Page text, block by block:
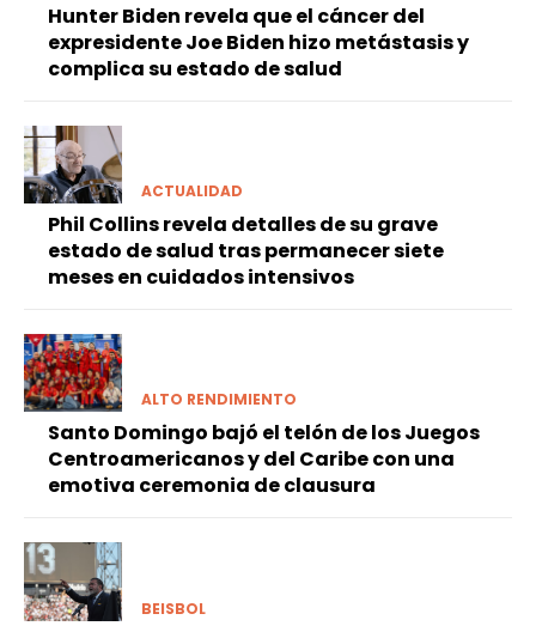
Hunter Biden revela que el cáncer del
expresidente Joe Biden hizo metástasis y
complica su estado de salud
ACTUALIDAD
Phil Collins revela detalles de su grave
estado de salud tras permanecer siete
meses en cuidados intensivos
ALTO RENDIMIENTO
Santo Domingo bajó el telón de los Juegos
Centroamericanos y del Caribe con una
emotiva ceremonia de clausura
BEISBOL